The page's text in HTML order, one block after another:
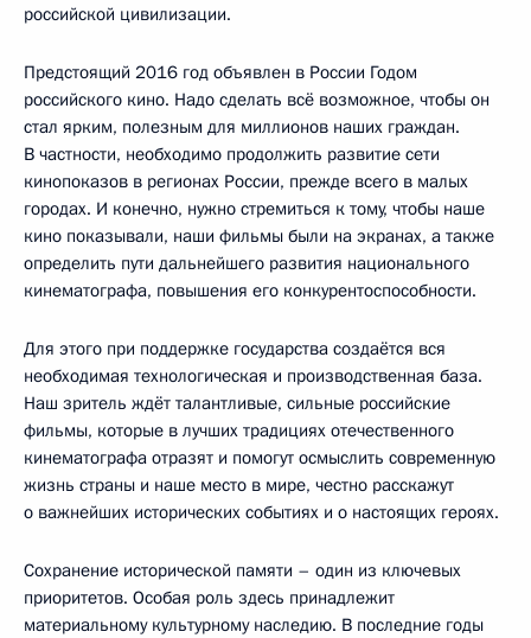
российской цивилизации.
Предстоящий 2016 год объявлен в России Годом
российского кино. Надо сделать всё возможное, чтобы он
стал ярким, полезным для миллионов наших граждан.
В частности, необходимо продолжить развитие сети
кинопоказов в регионах России, прежде всего в малых
городах. И конечно, нужно стремиться к тому, чтобы наше
кино показывали, наши фильмы были на экранах, а также
определить пути дальнейшего развития национального
кинематографа, повышения его конкурентоспособности.
Для этого при поддержке государства создаётся вся
необходимая технологическая и производственная база.
Наш зритель ждёт талантливые, сильные российские
фильмы, которые в лучших традициях отечественного
кинематографа отразят и помогут осмыслить современную
жизнь страны и наше место в мире, честно расскажут
о важнейших исторических событиях и о настоящих героях.
Сохранение исторической памяти – один из ключевых
приоритетов. Особая роль здесь принадлежит
материальному культурному наследию. В последние годы